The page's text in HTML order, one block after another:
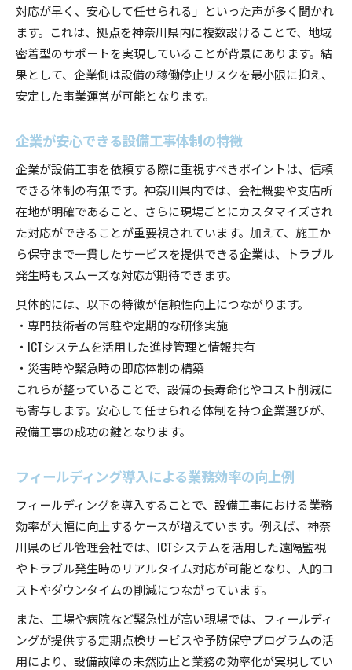
対応が早く、安心して任せられる」といった声が多く聞かれ
ます。これは、拠点を神奈川県内に複数設けることで、地域
密着型のサポートを実現していることが背景にあります。結
果として、企業側は設備の稼働停止リスクを最小限に抑え、
安定した事業運営が可能となります。
企業が安心できる設備工事体制の特徴
企業が設備工事を依頼する際に重視すべきポイントは、信頼
できる体制の有無です。神奈川県内では、会社概要や支店所
在地が明確であること、さらに現場ごとにカスタマイズされ
た対応ができることが重要視されています。加えて、施工か
ら保守まで一貫したサービスを提供できる企業は、トラブル
発生時もスムーズな対応が期待できます。
具体的には、以下の特徴が信頼性向上につながります。
・専門技術者の常駐や定期的な研修実施
・ICTシステムを活用した進捗管理と情報共有
・災害時や緊急時の即応体制の構築
これらが整っていることで、設備の長寿命化やコスト削減に
も寄与します。安心して任せられる体制を持つ企業選びが、
設備工事の成功の鍵となります。
フィールディング導入による業務効率の向上例
フィールディングを導入することで、設備工事における業務
効率が大幅に向上するケースが増えています。例えば、神奈
川県のビル管理会社では、ICTシステムを活用した遠隔監視
やトラブル発生時のリアルタイム対応が可能となり、人的コ
ストやダウンタイムの削減につながっています。
また、工場や病院など緊急性が高い現場では、フィールディ
ングが提供する定期点検サービスや予防保守プログラムの活
用により、設備故障の未然防止と業務の効率化が実現してい